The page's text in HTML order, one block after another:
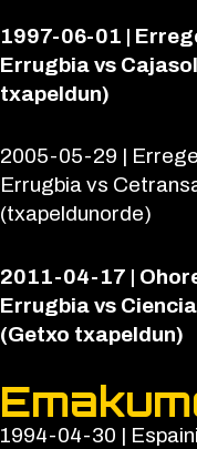
1997-06-01 |
Errugbia vs
txapeldun)
2005-05-29 |
Errugbia vs
(txapeldunorde)
2011-04-17 |
Errugbia vs
(Getxo txapeldun)
1994-04-30 |